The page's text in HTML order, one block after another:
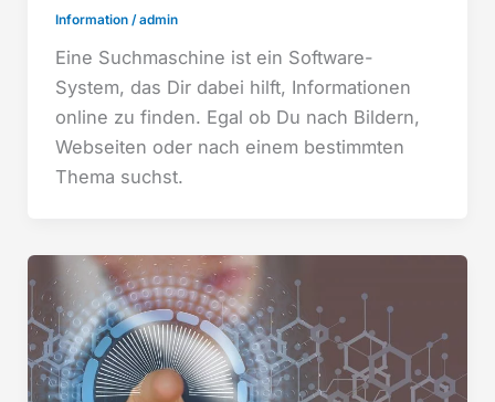
Information/admin
Eine Suchmaschine ist ein Software-
System, das Dir dabei hilft, Informationen
online zu finden. Egal ob Du nach Bildern,
Webseiten oder nach einem bestimmten
Thema suchst.